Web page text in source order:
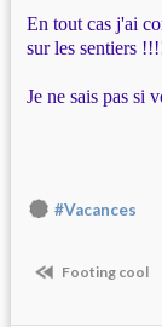
En tout cas j'ai
sur les sentiers
Je ne sais pas si
#Vacances
Footing cool